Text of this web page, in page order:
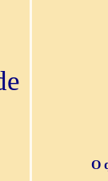
O